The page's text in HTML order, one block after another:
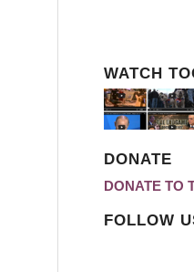
WATCH
DONATE
DONATE TO
FOLLOW